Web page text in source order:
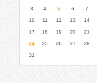
3 4 5 6 7
10 11 12 13 14
17 18 19 20 21
24 25 26 27 28
31